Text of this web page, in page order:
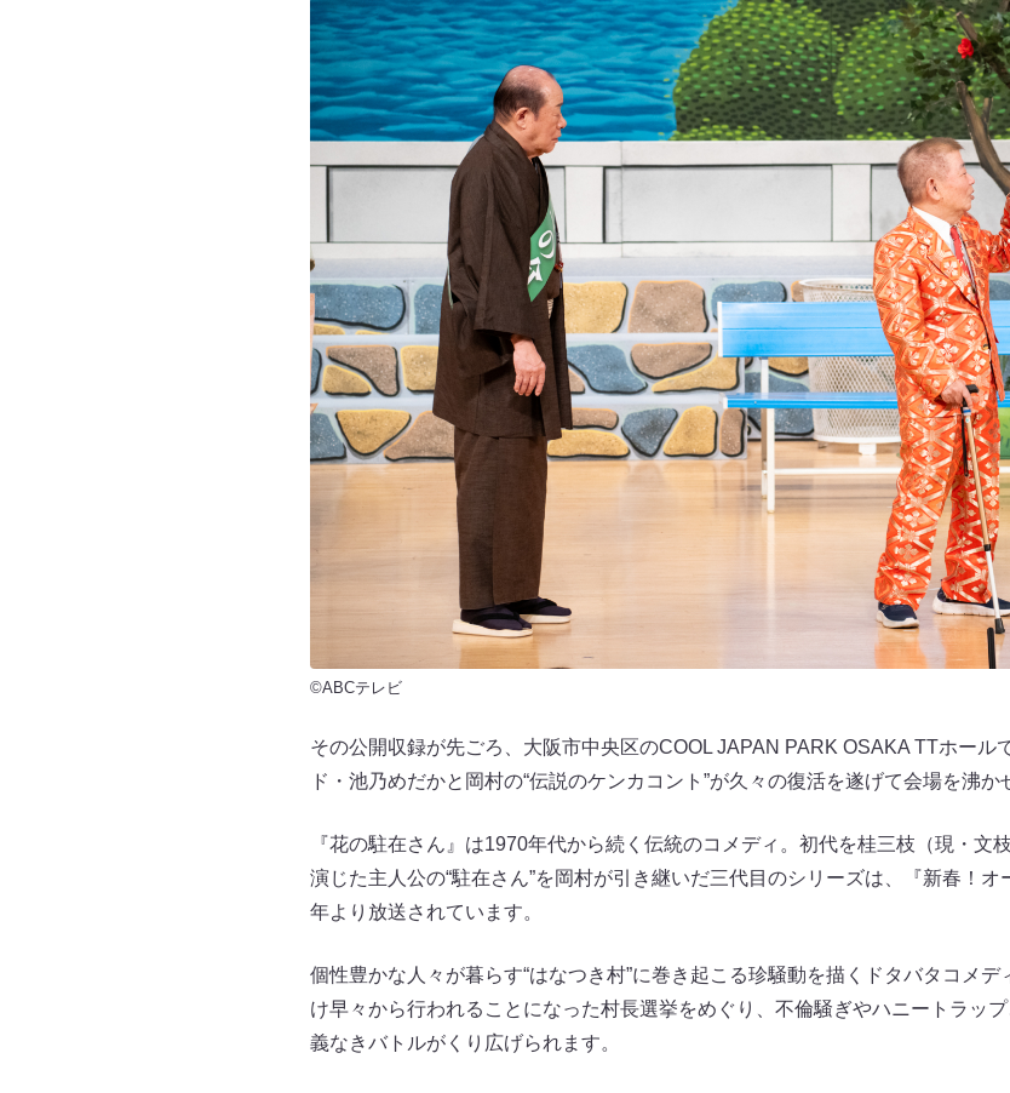
©ABCテレビ
その公開収録が先ごろ、大阪市中央区のCOOL JAPAN PARK OSAKA TTホール
ド・池乃めだかと岡村の“伝説のケンカコント”が久々の復活を遂げて会場を沸か
『花の駐在さん』は1970年代から続く伝統のコメディ。初代を桂三枝（現・文
演じた主人公の“駐在さん”を岡村が引き継いだ三代目のシリーズは、『新春！
年より放送されています。
個性豊かな人々が暮らす“はなつき村”に巻き起こる珍騒動を描くドタバタコメ
け早々から行われることになった村長選挙をめぐり、不倫騒ぎやハニートラッ
義なきバトルがくり広げられます。